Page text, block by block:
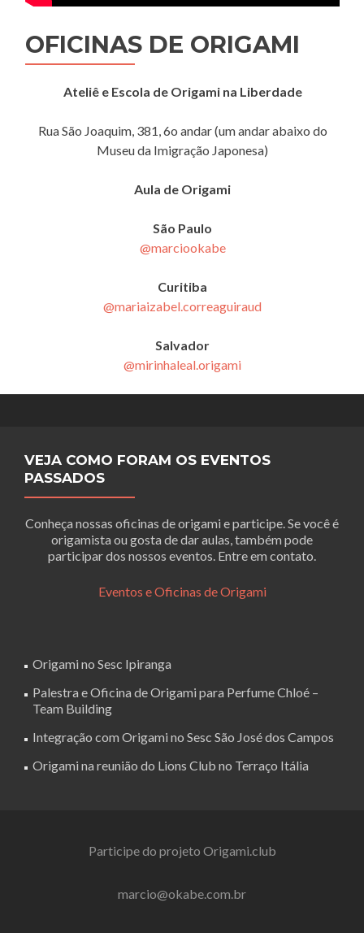
OFICINAS DE ORIGAMI
Ateliê e Escola de Origami na Liberdade
Rua São Joaquim, 381, 6o andar (um andar abaixo do
Museu da Imigração Japonesa)
Aula de Origami
São Paulo
@marciookabe
Curitiba
@mariaizabel.correaguiraud
Salvador
@mirinhaleal.origami
VEJA COMO FORAM OS EVENTOS
PASSADOS
Conheça nossas oficinas de origami e participe. Se você é
origamista ou gosta de dar aulas, também pode
participar dos nossos eventos. Entre em contato.
Eventos e Oficinas de Origami
Origami no Sesc Ipiranga
Palestra e Oficina de Origami para Perfume Chloé –
Team Building
Integração com Origami no Sesc São José dos Campos
Origami na reunião do Lions Club no Terraço Itália
Participe do projeto Origami.club
marcio@okabe.com.br